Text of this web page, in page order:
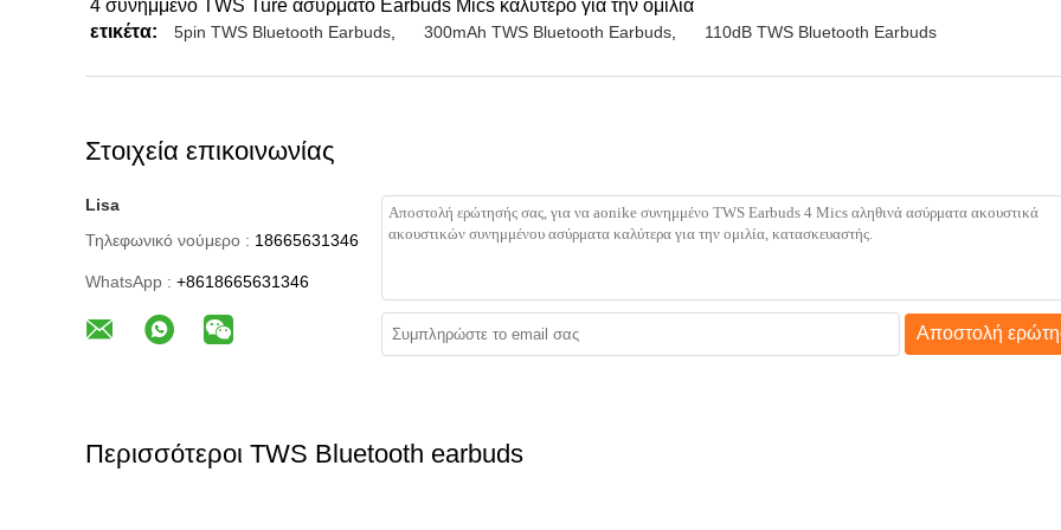
4 συνημμένο TWS Ture ασύρματο Earbuds Mics καλύτερο για την ομιλία
ετικέτα:
5pin TWS Bluetooth Earbuds 300mAh TWS Bluetooth Earbuds 110dB TWS Bluetooth Earbuds
Στοιχεία επικοινωνίας
Lisa
Τηλεφωνικό νούμερο : 18665631346
WhatsApp : +8618665631346
Αποστολή
Περισσότεροι TWS Bluetooth earbuds